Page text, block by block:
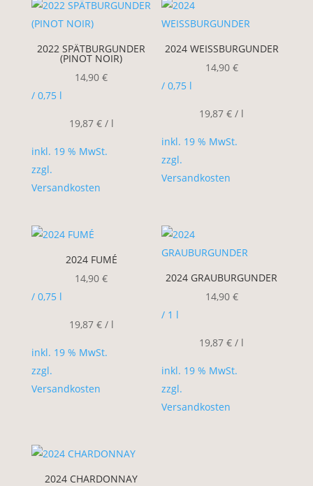
2022 SPÄTBURGUNDER
(PINOT NOIR)
14,90€
/ 0,75 l
19,87 €/ l
inkl. 19 % MwSt.
zzgl.
Versandkosten
2024 WEISSBURGUNDER
14,90 €
/ 0,75 l
19,87€ / l
inkl. 19 % MwSt.
zzgl.
Versandkosten
2024 FUMÉ
14,90€
/ 0,75 l
19,87 €/ l
inkl. 19 % MwSt.
zzgl.
Versandkosten
2024 GRAUBURGUNDER
14,90 €
/ 1 l
19,87€ / l
inkl. 19 % MwSt.
zzgl.
Versandkosten
2024 CHARDONNAY